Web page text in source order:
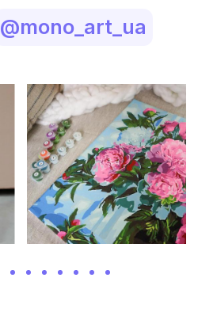
@mono_art_ua